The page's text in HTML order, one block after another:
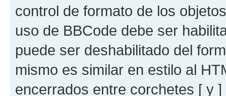
control de formato de los
uso de BBCode debe ser
puede ser deshabilitado del
mismo es similar en estilo al
encerrados entre corchetes [ y